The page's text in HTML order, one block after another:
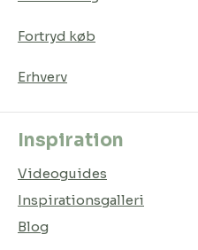
Fortryd køb
Erhverv
Inspiration
Videoguides
Inspirationsgalleri
Blog